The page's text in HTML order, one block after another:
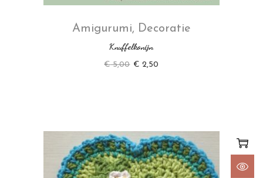
Amigurumi, Decoratie
Knuffelkonijn
€5,00 € 2,50